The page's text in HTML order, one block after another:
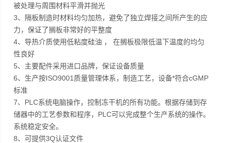
被处理与周围材料平滑并抛光
3、隔板制造时材料均匀加热，避免了独立焊接之间所产生的应
力，保证了搁板非常好的平整度
4、导热介质使用低粘度硅油 ， 在搁板极限低温下温度的均匀
性良好
5、主要配件采用进口品牌，保证设备质量
6、生产按ISO9001质量管理体系，制造工艺，设备*符合cGMP
标准
7、PLC系统电脑操作，控制冻干机的所有功能。根据存储到存
储器中的工艺参数和程序，PLC可以完成整个生产系统的操作。
系统稳定安全。
8、可提供3Q认证文件